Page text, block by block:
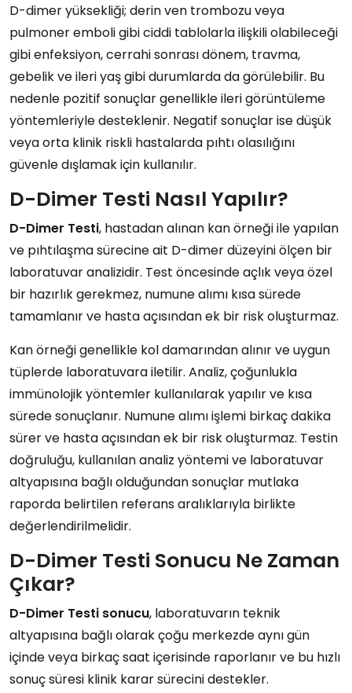
D-dimer yüksekliği; derin ven trombozu veya
pulmoner emboli gibi ciddi tablolarla ilişkili olabileceği
gibi enfeksiyon, cerrahi sonrası dönem, travma,
gebelik ve ileri yaş gibi durumlarda da görülebilir. Bu
nedenle pozitif sonuçlar genellikle ileri görüntüleme
yöntemleriyle desteklenir. Negatif sonuçlar ise düşük
veya orta klinik riskli hastalarda pıhtı olasılığını
güvenle dışlamak için kullanılır.
D-Dimer Testi Nasıl Yapılır?
D-Dimer Testi, hastadan alınan kan örneği ile yapılan
ve pıhtılaşma sürecine ait D-dimer düzeyini ölçen bir
laboratuvar analizidir. Test öncesinde açlık veya özel
bir hazırlık gerekmez, numune alımı kısa sürede
tamamlanır ve hasta açısından ek bir risk oluşturmaz.
Kan örneği genellikle kol damarından alınır ve uygun
tüplerde laboratuvara iletilir. Analiz, çoğunlukla
immünolojik yöntemler kullanılarak yapılır ve kısa
sürede sonuçlanır. Numune alımı işlemi birkaç dakika
sürer ve hasta açısından ek bir risk oluşturmaz. Testin
doğruluğu, kullanılan analiz yöntemi ve laboratuvar
altyapısına bağlı olduğundan sonuçlar mutlaka
raporda belirtilen referans aralıklarıyla birlikte
değerlendirilmelidir.
D-Dimer Testi Sonucu Ne Zaman
Çıkar?
D-Dimer Testi sonucu, laboratuvarın teknik
altyapısına bağlı olarak çoğu merkezde aynı gün
içinde veya birkaç saat içerisinde raporlanır ve bu hızlı
sonuç süresi klinik karar sürecini destekler.